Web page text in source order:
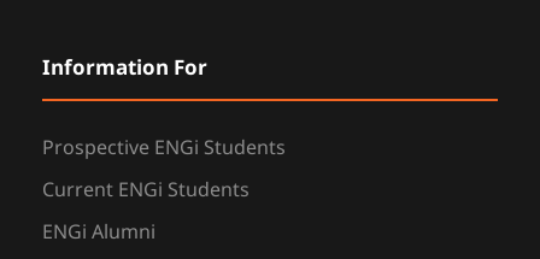
Information For
Prospective ENGi Students
Current ENGi Students
ENGi Alumni